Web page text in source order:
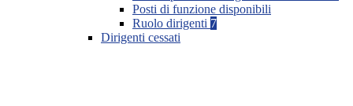
Posti di funzione disponibili
Ruolo dirigenti 7
Dirigenti cessati